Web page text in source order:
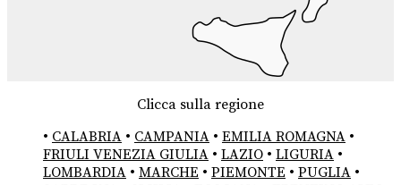
Clicca sulla regione
• CALABRIA • CAMPANIA • EMILIA ROMAGNA •
FRIULI VENEZIA GIULIA • LAZIO • LIGURIA •
LOMBARDIA • MARCHE • PIEMONTE • PUGLIA •